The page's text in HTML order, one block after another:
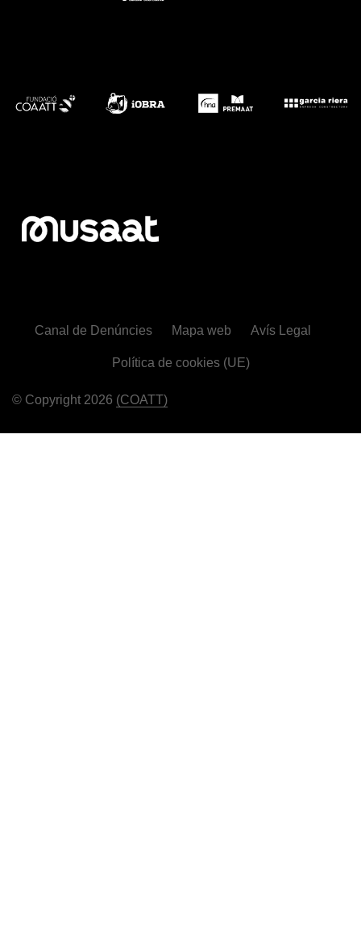
© Copyright 2026 (COATT)
Canal de Denúncies Mapa web Avís Legal
Política de cookies (UE)